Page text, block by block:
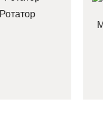
Ротатор